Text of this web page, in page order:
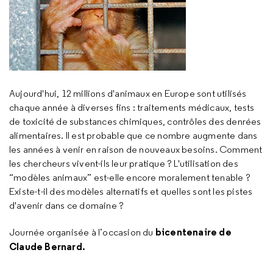
Aujourd'hui, 12 millions d'animaux en Europe sont utilisés
chaque année à diverses fins : traitements médicaux, tests
de toxicité de substances chimiques, contrôles des denrées
alimentaires. Il est probable que ce nombre augmente dans
les années à venir en raison de nouveaux besoins. Comment
les chercheurs vivent-ils leur pratique ? L'utilisation des
“modèles animaux” est-elle encore moralement tenable ?
Existe-t-il des modèles alternatifs et quelles sont les pistes
d'avenir dans ce domaine ?
Journée organisée à l’occasion du bicentenaire de
Claude Bernard.